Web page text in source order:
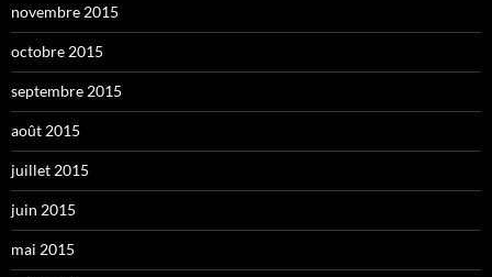
novembre 2015
octobre 2015
septembre 2015
août 2015
juillet 2015
juin 2015
mai 2015